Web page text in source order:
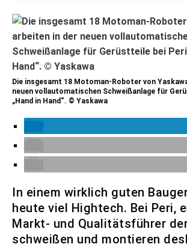
Die insgesamt 18 Motoman-Roboter von
neuen vollautomatischen Schweißanlage für
„Hand in Hand“. © Yaskawa
In einem wirklich guten
heute viel Hightech. Bei Peri,
Markt- und Qualitätsführer
schweißen und montieren